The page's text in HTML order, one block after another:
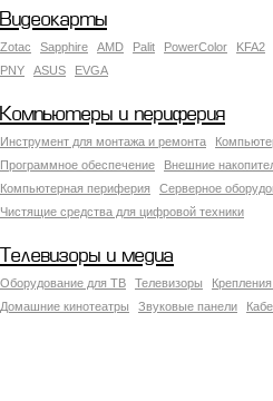
Видеокарты
Zotac Sapphire AMD Palit PowerColor KFA2
PNY
ASUS EVGA
Компьютеры и периферия
Инструмент для монтажа и ремонта
Программное обеспечение
Внешние
Компьютерная периферия
Серверное
Чистящие средства для цифровой техники
Телевизоры и медиа
Оборудование для ТВ Телевизоры
Домашние кинотеатры
Звуковые панели